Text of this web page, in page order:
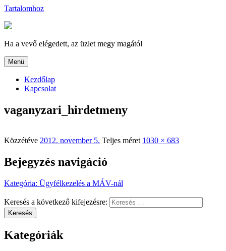
Tartalomhoz
Ha a vevő elégedett, az üzlet megy magától
Menü
Kezdőlap
Kapcsolat
vaganyzari_hirdetmeny
Közzétéve 2012. november 5. Teljes méret 1030 × 683
Bejegyzés navigáció
Kategória: Ügyfélkezelés a MÁV-nál
Keresés a következő kifejezésre:
Keresés
Kategóriák